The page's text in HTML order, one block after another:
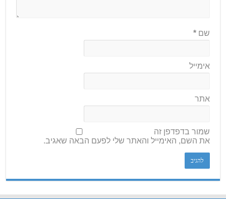
שם*
אימייל
אתר
שמור בדפדפן זה
את השם, האימייל והאתר שלי לפעם הבאה שאגיב.